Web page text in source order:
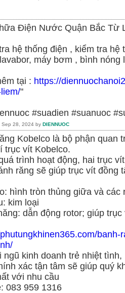
Điện Nước Quận Bắc Từ
hệ thống điện , kiểm tra
máy bơm , bình nóng
tại : https://
"
#suadien #suanuoc
Sep 28, 2024 by DIENNUOC
Kobelco là bộ phận quan
trục vít Kobelco.
trình hoạt động, hai trục
răng sẽ giúp trục vít đồng
hình tròn thủng giữa và các
kim loại
dẫn động rotor; giúp
ngũ kinh doanh trẻ nhiệt
xác tận tâm sẽ giúp quý
với nhu cầu
083 959 1316